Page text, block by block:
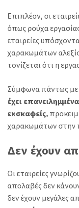
Επιπλέον, οι
όπως ρούχα
εταιρείες
χαρακωμάτων
τονίζεται ότι η
Σύμφωνα πάντως με
έχει
εκσκαφείς,
χαρακωμάτων στην
Δεν έχουν
Οι εταιρείες
απολαβές δεν
δεν έχουν μεγάλες